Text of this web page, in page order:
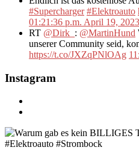
#Supercharger #Elektroauto
01:21:36 p.m. April 19, 2023
RT @Dirk_ : @MartinHund
unserer Community seid,
https://t.co/JXZqPNlOAg
Instagram